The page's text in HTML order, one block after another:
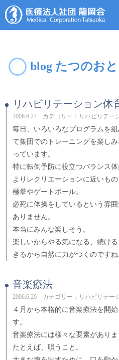
blog たつのお
リハビリテーション体
2006.6.27 カテゴリー：リハビリテー
毎日、いろいろなプログラムを
て集団でのトレーニングを楽し
っています。
特に転倒予防に役立つバランス体
よりレクリエーションに近いも
極拳やゲートボール。
必死に体操をしているという雰囲
ありません。
本当にみんな楽しそう。
楽しいからやる気になる、続け
きるから自然に力がつくのですね
音楽療法
2006.6.20 カテゴリー：リハビリテー
４月から本格的に音楽療法を開始
す。
音楽療法には様々な要素がありま
たとえば、唄うこと。